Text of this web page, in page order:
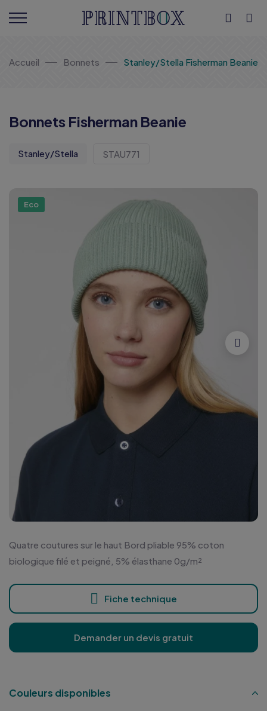
Accueil Bonnets Stanley/Stella Fisherman Beanie
Eco
Bonnets Fisherman Beanie
Stanley/Stella STAU771
Quatre coutures sur le haut Bord pliable 95% coton
biologique filé et peigné, 5% élasthane 0g/m²
Fiche technique
Demander un devis gratuit
Couleurs disponibles